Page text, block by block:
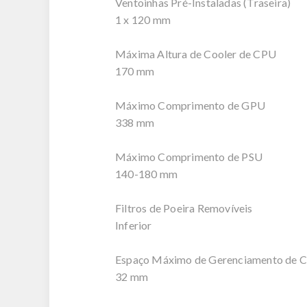
1 x 120 mm
Máxima Altura de Cooler de CPU
170 mm
Máximo Comprimento de GPU
338 mm
Máximo Comprimento de PSU
140-180 mm
Filtros de Poeira Removíveis
Inferior
Espaço Máximo de Gerenciamento de
32 mm